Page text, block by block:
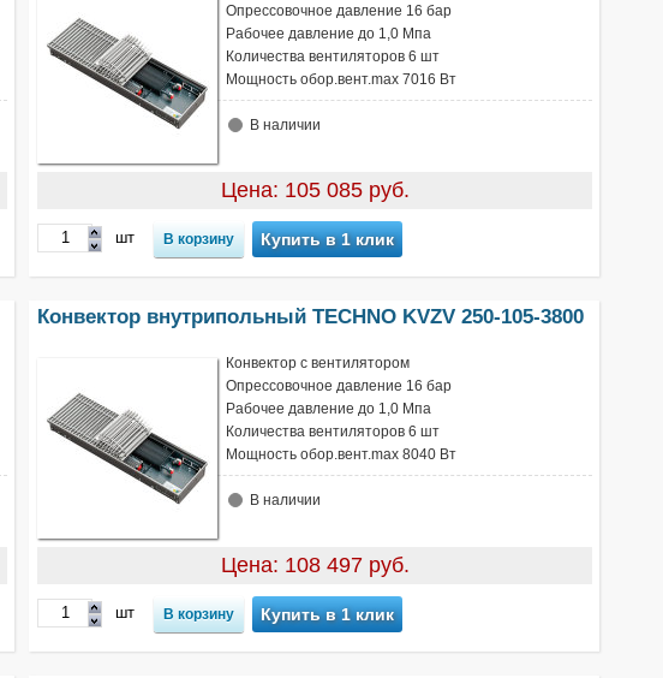
Опрессовочное давление 16 бар
Рабочее давление до 1,0 Мпа
Количества вентиляторов 6 шт
Мощность обор.вент.max 7016 Вт
В наличии
Цена: 105 085 руб.
шт Купить в 1 клик
Конвектор внутрипольный TECHNO KVZV 250-105-3800
Конвектор с вентилятором
Опрессовочное давление 16 бар
Рабочее давление до 1,0 Мпа
Количества вентиляторов 6 шт
Мощность обор.вент.max 8040 Вт
В наличии
Цена: 108 497 руб.
шт Купить в 1 клик